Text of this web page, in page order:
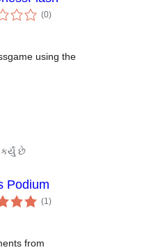
(0કુલ
રેટિંગ્સ
)
using the
છે
Podium
(1કુલ
રેટિંગ્સ
)
from